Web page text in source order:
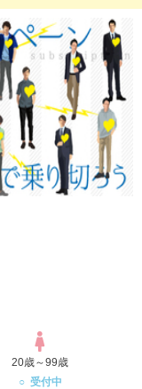
20歳～99歳
○ 受付中